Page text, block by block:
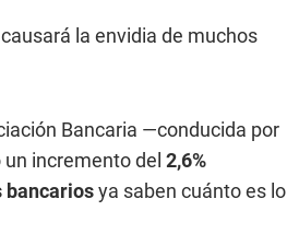
la envidia de muchos
Bancaria —conducida por
incremento del 2,6%
bancariosya saben cuánto es lo